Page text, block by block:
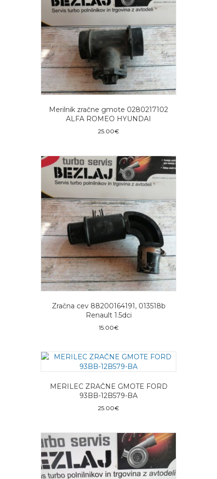
Merilnik zračne gmote 0280217102
ALFA ROMEO HYUNDAI
25.00€
Zračna cev 88200164191, 013518b
Renault 1.5dci
15.00€
MERILEC ZRAČNE GMOTE FORD
93BB-12B579-BA
25.00€